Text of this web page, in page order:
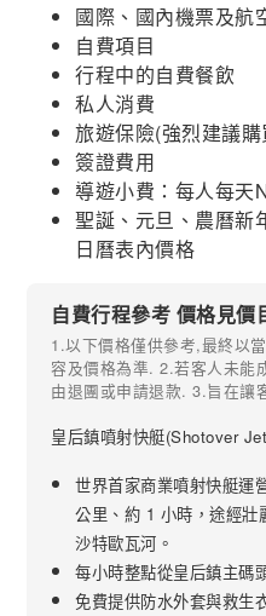
國際、國內機票及航
自費項目
行程中的自費餐飲
私人消費
旅遊保險(強烈建議購
簽證費用
導遊小費：每人每天
聖誕、元旦、農曆新
日曆表內價格
自費行程參考 價格見價
1.以下價格僅供參考,最終以
容及價格為準. 2.若客人未能
由退團或申請退款. 3.旨在讓
皇后鎮噴射快艇(Shotover
世界首家商業噴射快艇運
公里、約 1 小時，途經壯
沙特歐瓦河。
每小時整點從皇后鎮主碼
免費提供防水外套與救生